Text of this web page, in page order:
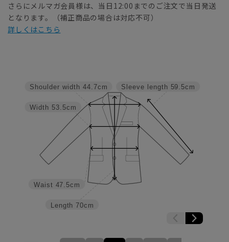
さらにメルマガ会員様は、当日12:00までのご注文で当日発送
となります。（補正商品の場合は対応不可）
詳しくはこちら
Sleeve length 59.5cm
Length 70cm
Waist 47.5cm
Width 53.5cm
Shoulder width 44.7cm